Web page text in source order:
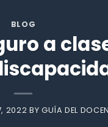
BLOG
a
2022 BY GUÍA DEL